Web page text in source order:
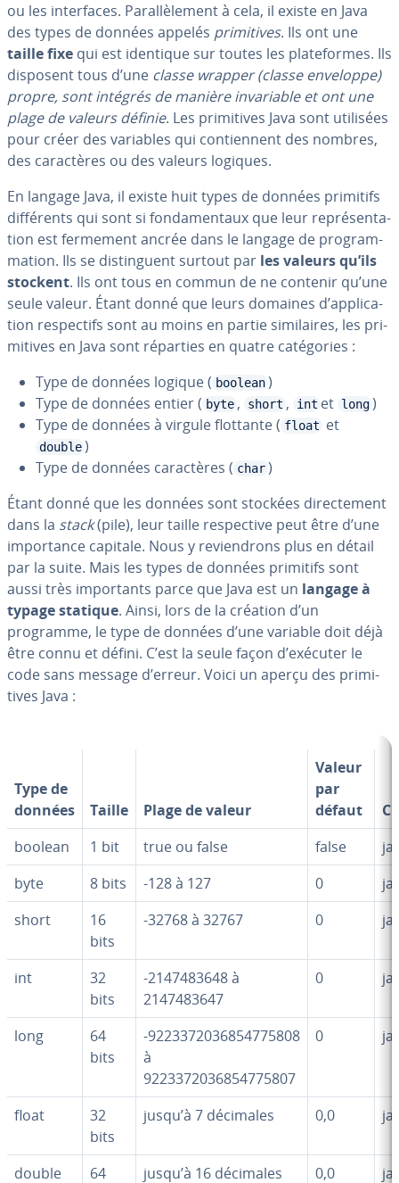
ou les in­ter­faces. Pa­ral­lè­le­ment à cela, il existe en Java
des types de données appelés pri­mi­tives. Ils ont une
taille fixe qui est identique sur toutes les pla­te­formes. Ils
disposent tous d’une classe wrapper (classe enveloppe)
propre, sont intégrés de manière in­va­riable et ont une
plage de valeurs définie. Les pri­mi­tives Java sont utilisées
pour créer des variables qui con­tien­nent des nombres,
des ca­rac­tères ou des valeurs logiques.
En langage Java, il existe huit types de données primitifs
dif­fé­rents qui sont si fon­da­men­taux que leur re­pré­sen­ta­
tion est fermement ancrée dans le langage de pro­gram­
ma­tion. Ils se dis­tin­guent surtout par les valeurs qu’ils
stockent. Ils ont tous en commun de ne contenir qu’une
seule valeur. Étant donné que leurs domaines d’ap­pli­ca­
tion res­pec­tifs sont au moins en partie si­mi­laires, les pri­
mi­tives en Java sont réparties en quatre ca­té­go­ries :
Type de données logique ( boolean )
Type de données entier ( byte , short , int et long )
Type de données à virgule flottante ( float et
double )
Type de données ca­rac­tères ( char )
Étant donné que les données sont stockées di­rec­te­ment
dans la stack(pile), leur taille res­pec­tive peut être d’une
im­por­tance capitale. Nous y re­vien­drons plus en détail
par la suite. Mais les types de données primitifs sont
aussi très im­por­tants parce que Java est un langage à
typage statique. Ainsi, lors de la création d’un
programme, le type de données d’une variable doit déjà
être connu et défini. C’est la seule façon d’exécuter le
code sans message d’erreur. Voici un aperçu des pri­mi­
tives Java :
Type de
données
Taille Plage de valeur
Valeur
par
défaut
boolean
1 bit true ou false false
byte
8 bits -128 à 127 0
short
16
bits
-32768 à 32767 0
int
32
bits
-2147483648 à
2147483647
0
long
64
bits
-9223372036854775808
à
9223372036854775807
0
float
32
bits
jusqu’à 7 décimales 0,0
double
64
jusqu’à 16 décimales 0,0